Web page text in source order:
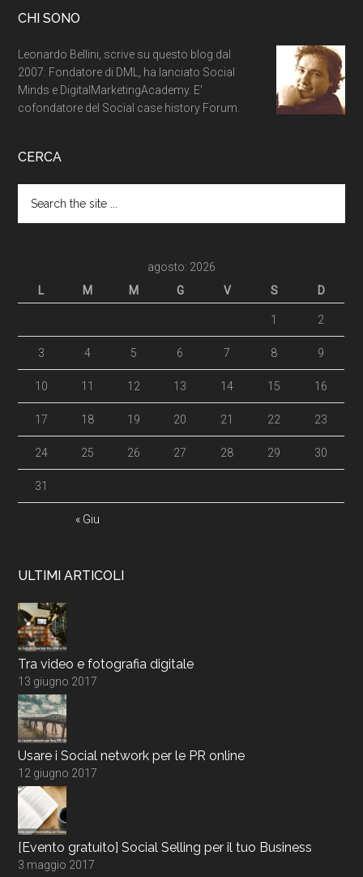
CHI SONO
Leonardo Bellini, scrive su questo blog dal
2007. Fondatore di DML, ha lanciato Social
Minds e DigitalMarketingAcademy. E'
cofondatore del Social case history Forum.
CERCA
agosto: 2026
L
M M G V S D
« Giu
1 2
3 4 5 6 7 8 9
10 11 12 13 14 15 16
17 18 19 20 21 22 23
24 25 26 27 28 29 30
31
ULTIMI ARTICOLI
Tra video e fotografia digitale
13 giugno 2017
Usare i Social network per le PR online
12 giugno 2017
[Evento gratuito] Social Selling per il tuo Business
3 maggio 2017